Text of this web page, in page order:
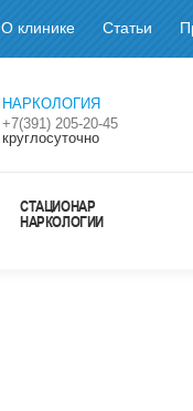
О клинике Статьи
НАРКОЛОГИЯ
+7(391) 205-20-45
круглосуточно
СТАЦИОНАР
НАРКОЛОГИИ